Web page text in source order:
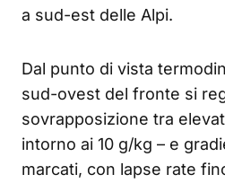
a sud-est delle Alpi.
Dal punto di vista
sud-ovest del fronte si
sovrapposizione tra
intorno ai 10 g/kg – e
marcati, con lapse rate